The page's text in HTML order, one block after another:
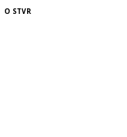
O STVR